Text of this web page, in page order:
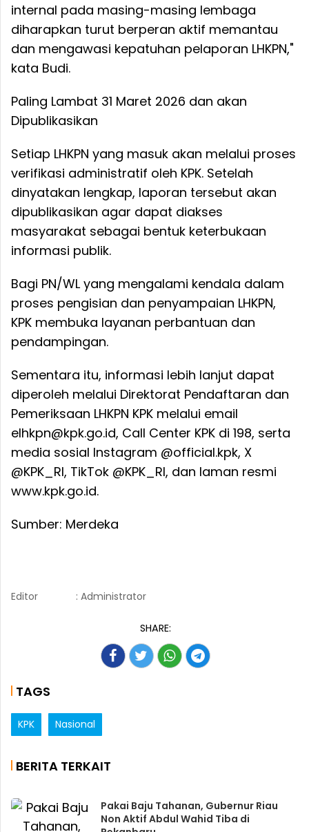
internal pada masing-masing lembaga
diharapkan turut berperan aktif memantau
dan mengawasi kepatuhan pelaporan LHKPN,"
kata Budi.
Paling Lambat 31 Maret 2026 dan akan
Dipublikasikan
Setiap LHKPN yang masuk akan melalui proses
verifikasi administratif oleh KPK. Setelah
dinyatakan lengkap, laporan tersebut akan
dipublikasikan agar dapat diakses
masyarakat sebagai bentuk keterbukaan
informasi publik.
Bagi PN/WL yang mengalami kendala dalam
proses pengisian dan penyampaian LHKPN,
KPK membuka layanan perbantuan dan
pendampingan.
Sementara itu, informasi lebih lanjut dapat
diperoleh melalui Direktorat Pendaftaran dan
Pemeriksaan LHKPN KPK melalui email
elhkpn@kpk.go.id, Call Center KPK di 198, serta
media sosial Instagram @official.kpk, X
@KPK_RI, TikTok @KPK_RI, dan laman resmi
www.kpk.go.id.
Sumber: Merdeka
Editor : Administrator
SHARE:
TAGS
KPK Nasional
BERITA TERKAIT
Pakai Baju Tahanan, Gubernur Riau
Non Aktif Abdul Wahid Tiba di